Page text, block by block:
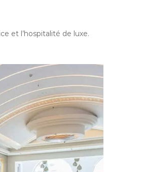
et l’hospitalité de luxe.